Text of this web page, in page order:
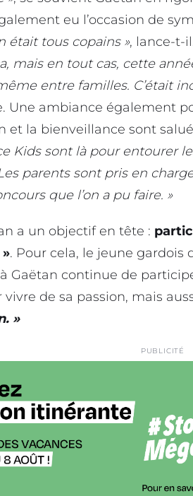
eu l’occasion de
était tous copains », lance-t-
mais en tout cas, cette
entre familles. C’était
Une ambiance également
et la bienveillance sont
Kids sont là pour entourer
parents sont pris en
que l’on a pu faire. »
a un objectif en tête :
. Pour cela, le jeune gardois
Gaëtan continue de
de sa passion, mais
»
PUBLICITÉ